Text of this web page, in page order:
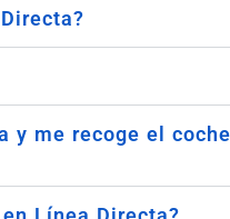
me recoge el